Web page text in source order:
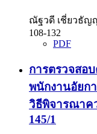
ณัฐวดี เชี่ยวธัญ
108-132
PDF
การตรวจสอ
พนักงานอัยก
วิธีพิจารณาค
145/1